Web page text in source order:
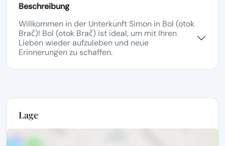
Beschreibung
Willkommen in der Unterkunft Simon in Bol (otok
Brač)! Bol (otok Brač) ist ideal, um mit Ihren
Lieben wieder aufzuleben und neue
Erinnerungen zu schaffen.
Lage